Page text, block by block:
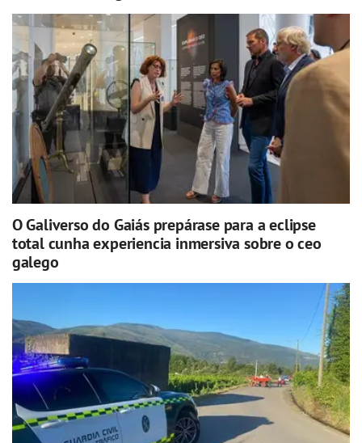
O Galiverso do Gaiás prepárase para a eclipse
total cunha experiencia inmersiva sobre o ceo
galego